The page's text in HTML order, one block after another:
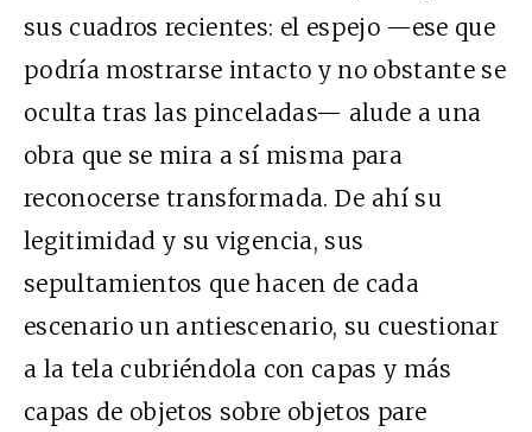
sus cuadros recientes: el espejo —ese que
podría mostrarse intacto y no obstante se
oculta tras las pinceladas— alude a una
obra que se mira a sí misma para
reconocerse transformada. De ahí su
legitimidad y su vigencia, sus
sepultamientos que hacen de cada
escenario un antiescenario, su cuestionar
a la tela cubriéndola con capas y más
capas de objetos sobre objetos pare